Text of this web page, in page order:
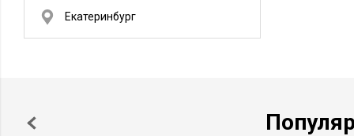
Екатеринбург